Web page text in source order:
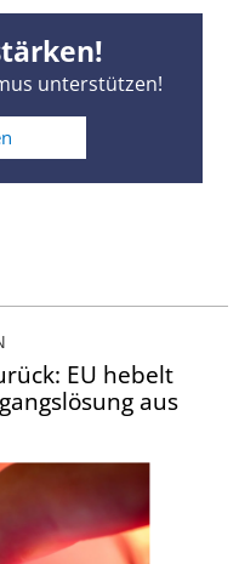
unterstützen!
EU hebelt
aus